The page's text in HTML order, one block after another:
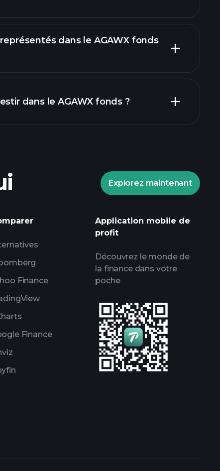
dans le AGAWX fonds
dans le AGAWX fonds ?
Explorez maintenant
Finance
Finance
Application mobile de
profit
Découvrez le monde de
la finance dans votre
poche